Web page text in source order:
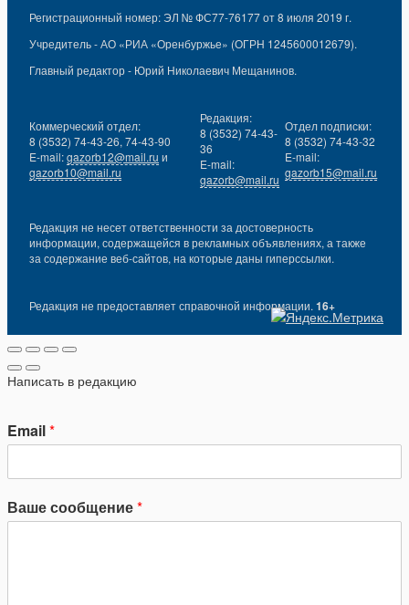
Регистрационный номер: ЭЛ № ФС77-76177 от 8 июля 2019 г.
Учредитель - АО «РИА «Оренбуржье» (ОГРН 1245600012679).
Главный редактор - Юрий Николаевич Мещанинов.
Коммерческий отдел:
8 (3532) 74-43-26, 74-43-90
E-mail:gazorb12@mail.ru и
gazorb10@mail.ru
Редакция:
8 (3532) 74-43-
36
E-mail:
gazorb@mail.ru
Отдел подписки:
8 (3532) 74-43-32
E-mail:
gazorb15@mail.ru
Редакция не несет ответственности за достоверность
информации, содержащейся в рекламных объявлениях, а также
за содержание веб-сайтов, на которые даны гиперссылки.
Редакция не предоставляет справочной информации. 16+
Написать в редакцию
Email*
Ваше сообщение*